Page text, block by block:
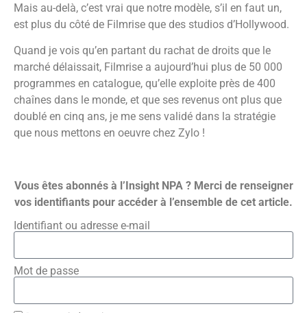
Mais au-delà, c’est vrai que notre modèle, s’il en faut un,
est plus du côté de Filmrise que des studios d’Hollywood.
Quand je vois qu’en partant du rachat de droits que le
marché délaissait, Filmrise a aujourd’hui plus de 50 000
programmes en catalogue, qu’elle exploite près de 400
chaînes dans le monde, et que ses revenus ont plus que
doublé en cinq ans, je me sens validé dans la stratégie
que nous mettons en oeuvre chez Zylo !
Vous êtes abonnés à l’Insight NPA ? Merci de renseigner
vos identifiants pour accéder à l’ensemble de cet article.
Identifiant ou adresse e-mail
Mot de passe